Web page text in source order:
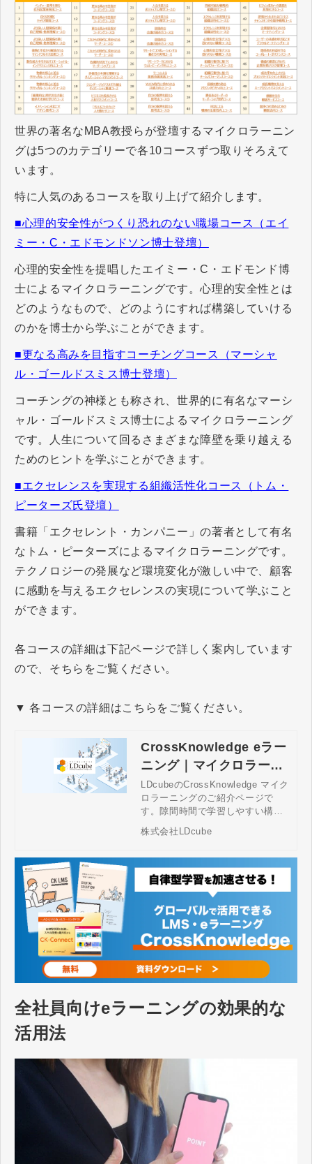
世界の著名なMBA教授らが登壇するマイクロラーニン
グは5つのカテゴリーで各10コースずつ取りそろえて
います。
特に人気のあるコースを取り上げて紹介します。
■心理的安全性がつくり恐れのない職場コース（エイ
ミー・C・エドモンドソン博士登壇）
心理的安全性を提唱したエイミー・C・エドモンド博
士によるマイクロラーニングです。心理的安全性とは
どのようなもので、どのようにすれば構築していける
のかを博士から学ぶことができます。
■更なる高みを目指すコーチングコース（マーシャ
ル・ゴールドスミス博士登壇）
コーチングの神様とも称され、世界的に有名なマーシ
ャル・ゴールドスミス博士によるマイクロラーニング
です。人生について回るさまざまな障壁を乗り越える
ためのヒントを学ぶことができます。
■エクセレンスを実現する組織活性化コース（トム・
ピーターズ氏登壇）
書籍「エクセレント・カンパニー」の著者として有名
なトム・ピーターズによるマイクロラーニングです。
テクノロジーの発展など環境変化が激しい中で、顧客
に感動を与えるエクセレンスの実現について学ぶこと
ができます。
各コースの詳細は下記ページで詳しく案内しています
ので、そちらをご覧ください。
▼ 各コースの詳細はこちらをご覧ください。
CrossKnowledge eラー
ニング｜マイクロラーニ
ング
LDcubeのCrossKnowledge マイク
ロラーニングのご紹介ページで
す。隙間時間で学習しやすい構成
教授陣から学ぶことができます。
株式会社LDcube
全社員向けeラーニングの効果的な
活用法